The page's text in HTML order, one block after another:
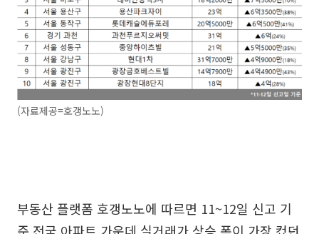
(자료제공=호갱노노)
부동산 플랫폼 호갱노노에 따르면 11~12일 신고 기